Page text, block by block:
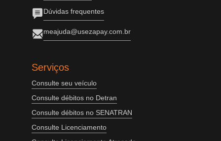
Dúvidas frequentes
meajuda@usezapay.com.br
Serviços
Consulte seu veículo
Consulte débitos no Detran
Consulte débitos no SENATRAN
Consulte Licenciamento